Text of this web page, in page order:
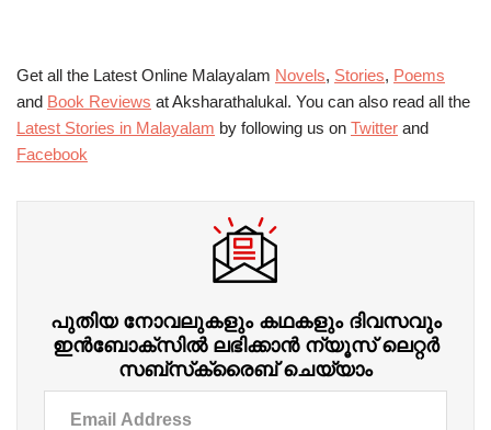
Get all the Latest Online Malayalam Novels, Stories, Poems
and Book Reviews at Aksharathalukal. You can also read all the
Latest Stories in Malayalam by following us on Twitter and
Facebook
പുതിയ നോവലുകളും കഥകളും ദിവസവും
ഇന്‍ബോക്‌സില്‍ ലഭിക്കാന്‍ ന്യൂസ് ലെറ്റർ
സബ്‌സ്‌ക്രൈബ് ചെയ്യാം